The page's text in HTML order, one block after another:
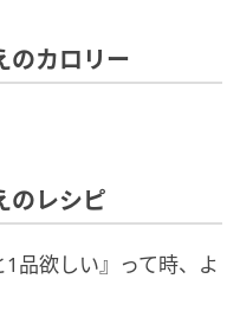
のカロリー
のレシピ
品欲しい』って時、よ